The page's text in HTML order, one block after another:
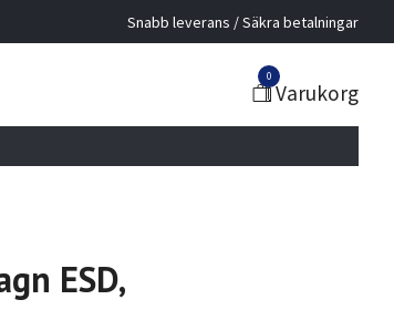
Snabb leverans / Säkra betalningar
0
Varukorg
ESD,